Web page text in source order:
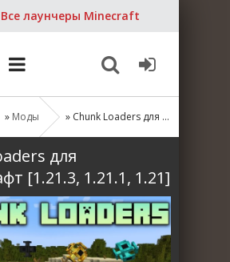
лаунчеры Minecraft
» Моды » Chunk Loaders для Майнкрафт [1.21.3, 1.21.1, 1.21]
для
[1.21.3, 1.21.1, 1.21]